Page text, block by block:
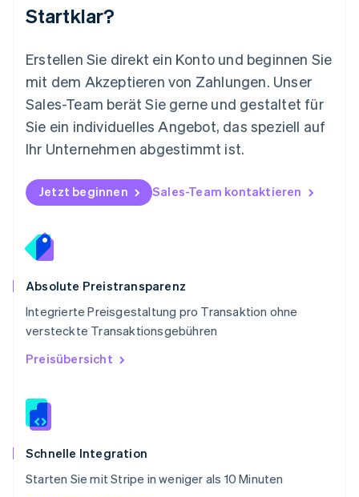
Startklar?
Erstellen Sie direkt ein Konto und beginnen Sie
mit dem Akzeptieren von Zahlungen. Unser
Sales-Team berät Sie gerne und gestaltet für
Sie ein individuelles Angebot, das speziell auf
Ihr Unternehmen abgestimmt ist.
Jetzt beginnen Sales-Team kontaktieren
Absolute Preistransparenz
Integrierte Preisgestaltung pro Transaktion ohne
versteckte Transaktionsgebühren
Preisübersicht
Schnelle Integration
Starten Sie mit Stripe in weniger als 10 Minuten
Nederlands English
Norwegen
Österreich
Polen
English
Portugal
Português English
Rumänien
Schweden
Svenska English
Singapur
English
Slowakei
Slowenien
EnglishItaliano
Spanien
Thailand
ไทยEnglish
Tschechische Republik
English